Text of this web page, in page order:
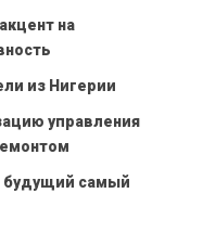
на
из Нигерии
управления
будущий самый